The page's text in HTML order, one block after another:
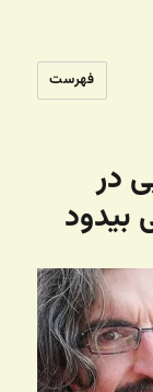
فهرست
در
بیدود